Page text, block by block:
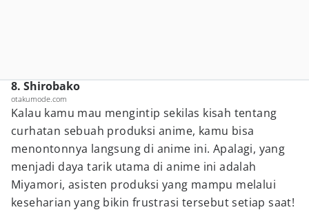
8. Shirobako
otakumode.com
Kalau kamu mau mengintip sekilas kisah tentang
curhatan sebuah produksi anime, kamu bisa
menontonnya langsung di anime ini. Apalagi, yang
menjadi daya tarik utama di anime ini adalah
Miyamori, asisten produksi yang mampu melalui
keseharian yang bikin frustrasi tersebut setiap saat!